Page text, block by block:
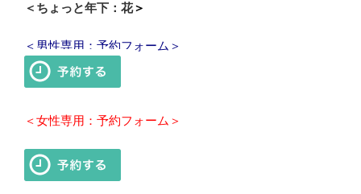
＜ちょっと年下：花＞
＜男性専用：予約フォーム＞
＜女性専用：予約フォーム＞